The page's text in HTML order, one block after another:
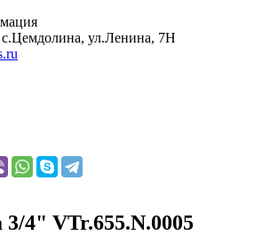
с.Цемдолина, ул.Ленина, 7Н
3/4" VTr.655.N.0005